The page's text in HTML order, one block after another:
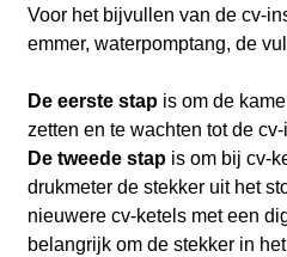
Voor het bijvullen van de cv-
emmer, waterpomptang, de
De eerste stapis om de
zetten en te wachten tot de
De tweede stapis om bij cv-
drukmeter de stekker uit het
nieuwere cv-ketels met een
belangrijk om de stekker in